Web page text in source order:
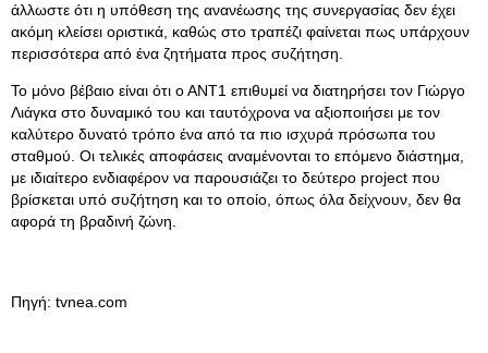
άλλωστε ότι η υπόθεση της ανανέωσης της συνεργασίας δεν έχει
ακόμη κλείσει οριστικά, καθώς στο τραπέζι φαίνεται πως υπάρχουν
περισσότερα από ένα ζητήματα προς συζήτηση.
Το μόνο βέβαιο είναι ότι ο ΑΝΤ1 επιθυμεί να διατηρήσει τον Γιώργο
Λιάγκα στο δυναμικό του και ταυτόχρονα να αξιοποιήσει με τον
καλύτερο δυνατό τρόπο ένα από τα πιο ισχυρά πρόσωπα του
σταθμού. Οι τελικές αποφάσεις αναμένονται το επόμενο διάστημα,
με ιδιαίτερο ενδιαφέρον να παρουσιάζει το δεύτερο project που
βρίσκεται υπό συζήτηση και το οποίο, όπως όλα δείχνουν, δεν θα
αφορά τη βραδινή ζώνη.
Πηγή: tvnea.com